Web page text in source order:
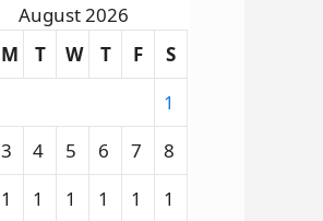
August 2026
M T W T F
S
1
3 4 5 6 7 8
1
1
1
1
1
1